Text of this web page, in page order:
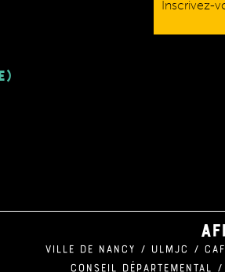
Inscrivez-
ville de Nancy / ULMJC /
Conseil départemental /